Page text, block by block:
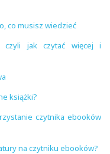
co musisz wiedzieć
czyli jak czytać więcej i
książki?
czytnika ebooków
na czytniku ebooków?